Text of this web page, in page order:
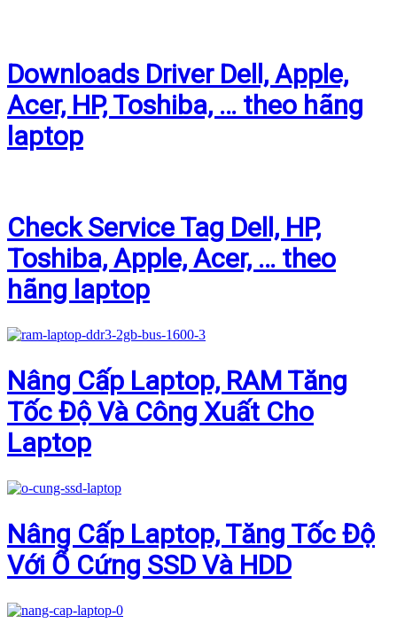
Downloads Driver Dell, Apple,
Acer, HP, Toshiba, … theo hãng
laptop
Check Service Tag Dell, HP,
Toshiba, Apple, Acer, … theo
hãng laptop
Nâng Cấp Laptop, RAM Tăng
Tốc Độ Và Công Xuất Cho
Laptop
Nâng Cấp Laptop, Tăng Tốc Độ
Với Ổ Cứng SSD Và HDD